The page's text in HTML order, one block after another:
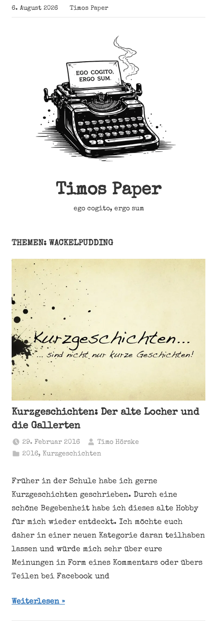
Zum
Inhalt
6. August 2026 Timos Paper
Timos Paper
ego cogito, ergo sum
THEMEN: WACKELPUDDING
Kurzgeschichten: Der alte Locher und
die Gallerten
29. Februar 2016
Timo Hörske
2016, Kurzgeschichten
Früher in der Schule habe ich gerne
Kurzgeschichten geschrieben. Durch eine
schöne Begebenheit habe ich dieses alte Hobby
für mich wieder entdeckt. Ich möchte euch
daher in einer neuen Kategorie daran teilhaben
lassen und würde mich sehr über eure
Meinungen in Form eines Kommentars oder übers
Teilen bei Facebook und
Weiterlesen